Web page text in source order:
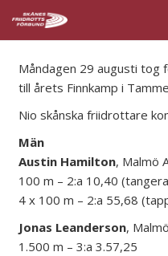
Måndagen 29 augusti tog
till årets Finnkamp i
Nio skånska friidrottare
Män
Austin Hamilton, Malmö
100 m – 2:a 10,40
4 x 100 m – 2:a 55,68
Jonas Leanderson,
1.500 m – 3:a 3.57,25